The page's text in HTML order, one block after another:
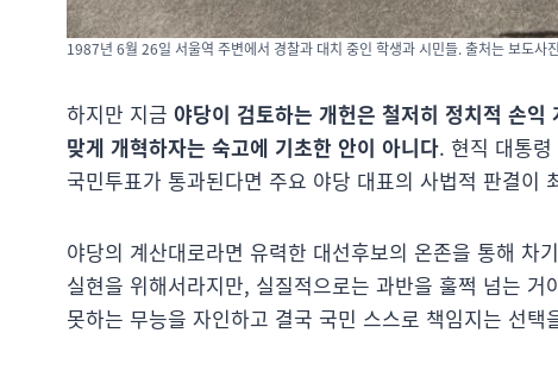
1987년 6월 26일 서울역 주변에서 경찰과 대치 중인 학생과 시민들. 출처는 보도사
하지만 지금 야당이 검토하는 개헌은 철저히 정치적 손
맞게 개혁하자는 숙고에 기초한 안이 아니다. 현직 대통
국민투표가 통과된다면 주요 야당 대표의 사법적 판결이
야당의 계산대로라면 유력한 대선후보의 온존을 통해 차
실현을 위해서라지만, 실질적으로는 과반을 훌쩍 넘는
못하는 무능을 자인하고 결국 국민 스스로 책임지는 선